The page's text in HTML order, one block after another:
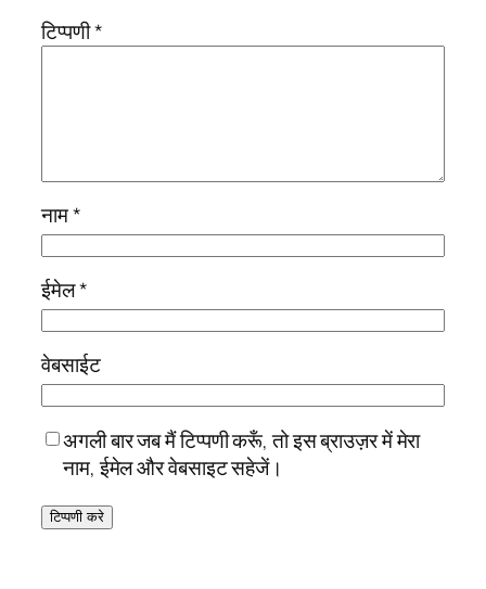
टिप्पणी*
नाम*
ईमेल*
वेबसाईट
अगली बार जब मैं टिप्पणी करूँ, तो इस ब्राउज़र में मेरा
नाम, ईमेल और वेबसाइट सहेजें।